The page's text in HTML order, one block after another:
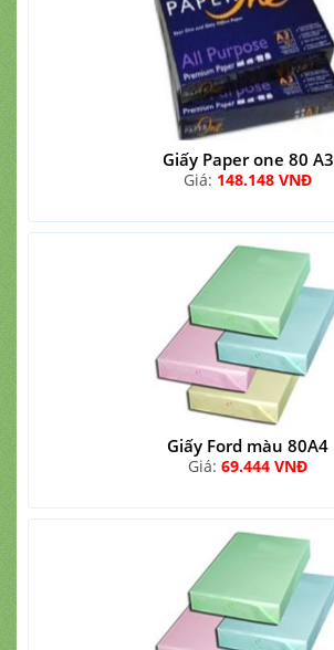
Giấy Paper one 80 A3
Giá: 148.148 VNĐ
Giấy Ford màu 80A4
Giá: 69.444 VNĐ